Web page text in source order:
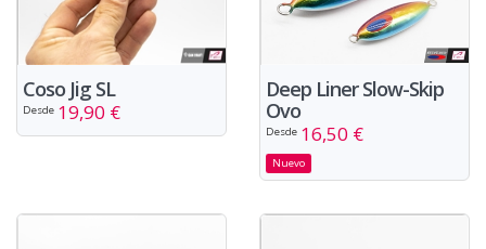
Coso Jig SL
Desde 19,90 €
Deep Liner Slow-Skip
Ovo
Desde 16,50 €
Nuevo